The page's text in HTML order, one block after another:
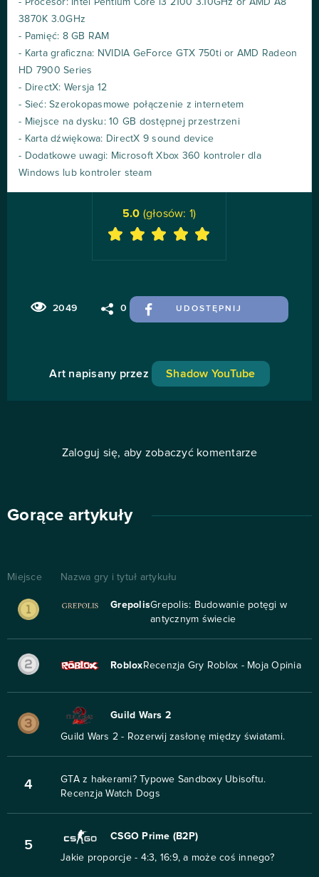
3870K 3.0GHz
- Pamięć: 8 GB RAM
- Karta graficzna: NVIDIA GeForce GTX 750ti or AMD Radeon
HD 7900 Series
- DirectX: Wersja 12
- Sieć: Szerokopasmowe połączenie z internetem
- Miejsce na dysku: 10 GB dostępnej przestrzeni
- Karta dźwiękowa: DirectX 9 sound device
- Dodatkowe uwagi: Microsoft Xbox 360 kontroler dla
Windows lub kontroler steam
2049 0 UDOSTĘPNIJ
5.0 (głosów: 1)
Art napisany przez Shadow YouTube
Zaloguj się, aby zobaczyć komentarze
Gorące artykuły
Miejsce Nazwa gry i tytuł artykułu
GrepolisGrepolis: Budowanie potęgi w
antycznym świecie
Roblox Recenzja Gry Roblox - Moja Opinia
Guild Wars 2
Guild Wars 2 - Rozerwij zasłonę między światami.
4
GTA z hakerami? Typowe Sandboxy Ubisoftu.
Recenzja Watch Dogs
5
CSGO Prime (B2P)
Jakie proporcje - 4:3, 16:9, a może coś innego?